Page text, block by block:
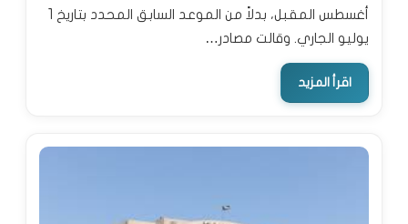
أغسطس المقبل، بدلاً من الموعد السابق المحدد بتاريخ 1
يوليو الجاري. وقالت مصادر…
اقرأ المزيد